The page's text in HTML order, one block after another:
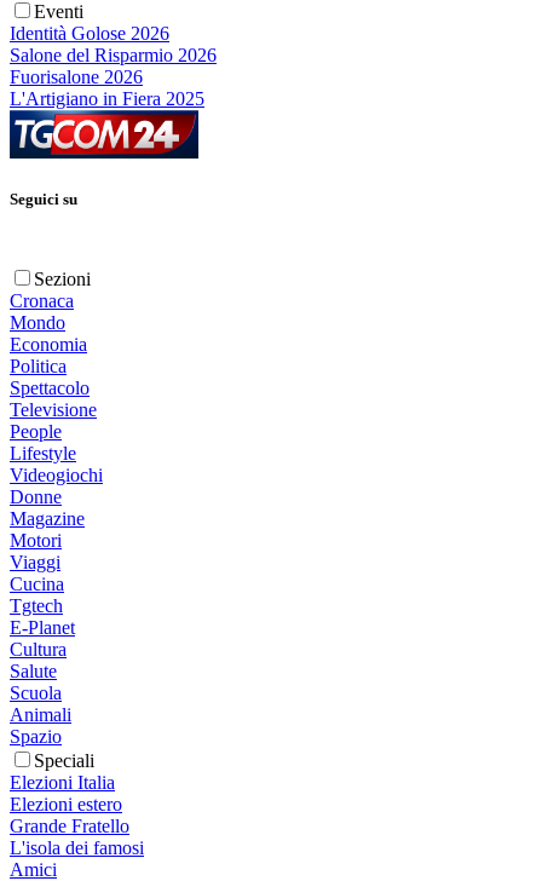
Eventi
Identità Golose 2026
Salone del Risparmio 2026
Fuorisalone 2026
L'Artigiano in Fiera 2025
Seguici su
Sezioni
Cronaca
Mondo
Economia
Politica
Spettacolo
Televisione
People
Lifestyle
Videogiochi
Donne
Magazine
Motori
Viaggi
Cucina
Tgtech
E-Planet
Cultura
Salute
Scuola
Animali
Spazio
Speciali
Elezioni Italia
Elezioni estero
Grande Fratello
L'isola dei famosi
Amici